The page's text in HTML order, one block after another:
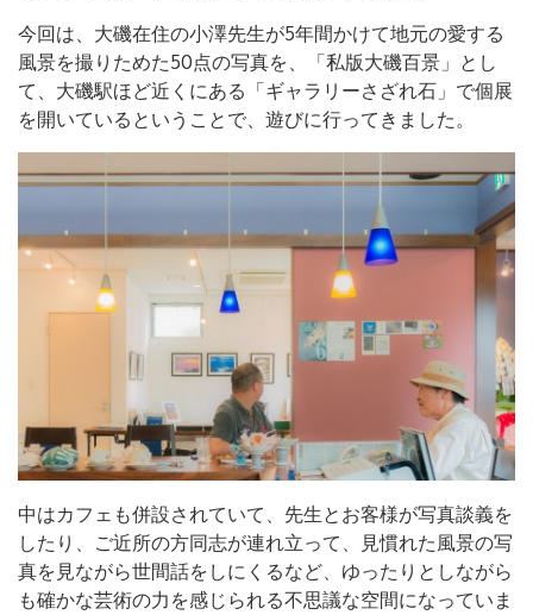
今回は、大磯在住の小澤先生が5年間かけて地元の愛する
風景を撮りためた50点の写真を、「私版大磯百景」とし
て、大磯駅ほど近くにある「ギャラリーさざれ石」で個展
を開いているということで、遊びに行ってきました。
中はカフェも併設されていて、先生とお客様が写真談義を
したり、ご近所の方同志が連れ立って、見慣れた風景の写
真を見ながら世間話をしにくるなど、ゆったりとしながら
も確かな芸術の力を感じられる不思議な空間になっていま